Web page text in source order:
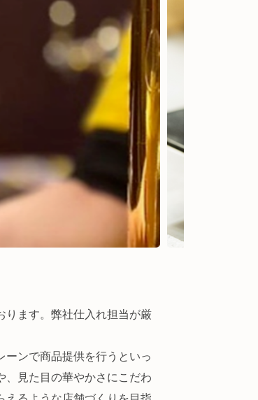
ります。弊社仕入れ担当が厳
ンで商品提供を行うといっ
見た目の華やかさにこだわ